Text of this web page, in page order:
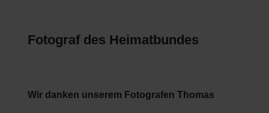
Fotograf des Heimatbundes
Wir danken unserem Fotografen Thomas